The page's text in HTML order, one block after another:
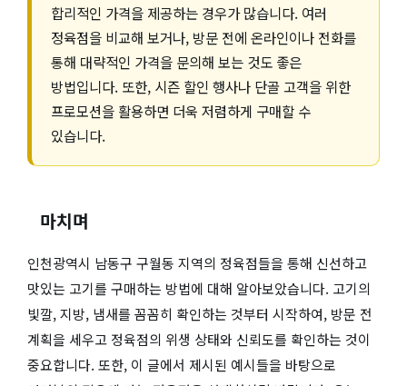
합리적인 가격을 제공하는 경우가 많습니다. 여러
정육점을 비교해 보거나, 방문 전에 온라인이나 전화를
통해 대략적인 가격을 문의해 보는 것도 좋은
방법입니다. 또한, 시즌 할인 행사나 단골 고객을 위한
프로모션을 활용하면 더욱 저렴하게 구매할 수
있습니다.
마치며
인천광역시 남동구 구월동 지역의 정육점들을 통해 신선하고
맛있는 고기를 구매하는 방법에 대해 알아보았습니다. 고기의
빛깔, 지방, 냄새를 꼼꼼히 확인하는 것부터 시작하여, 방문 전
계획을 세우고 정육점의 위생 상태와 신뢰도를 확인하는 것이
중요합니다. 또한, 이 글에서 제시된 예시들을 바탕으로